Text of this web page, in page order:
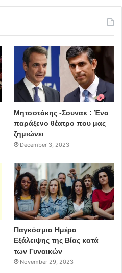
Μητσοτάκης -Σουνακ : Ένα
παράξενο θέατρο που μας
ζημιώνει
December 3, 2023
Παγκόσμια Ημέρα
Εξάλειψης της Βίας κατά
των Γυναικών
November 29, 2023